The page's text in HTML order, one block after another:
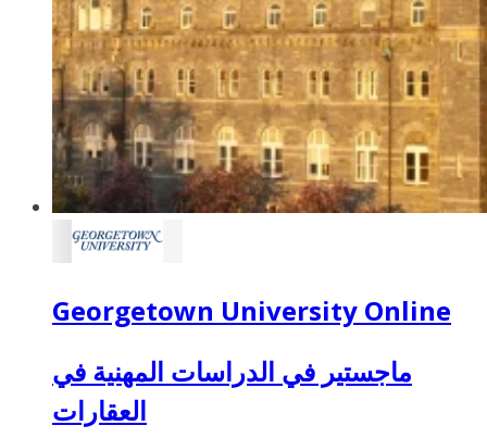
Georgetown University Online
ماجستير في الدراسات المهنية في
العقارات